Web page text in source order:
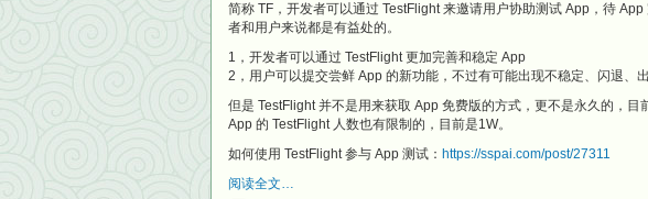
简称 TF，开发者可以通过 TestFlight 来邀请用户协助测试 App，待
者和用户来说都是有益处的。
1，开发者可以通过 TestFlight 更加完善和稳定 App
2，用户可以提交尝鲜 App 的新功能，不过有可能出现不稳定、闪退、
但是 TestFlight 并不是用来获取 App 免费版的方式，更不是永久的，
App 的 TestFlight 人数也有限制的，目前是1W。
如何使用 TestFlight 参与 App 测试： https://sspai.com/post/27311
阅读全文…